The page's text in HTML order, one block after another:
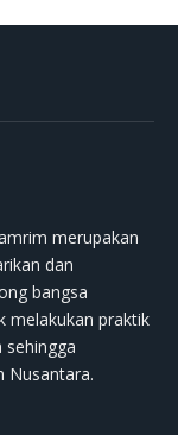
merupakan
dan
bangsa
melakukan praktik
sehingga
Nusantara.